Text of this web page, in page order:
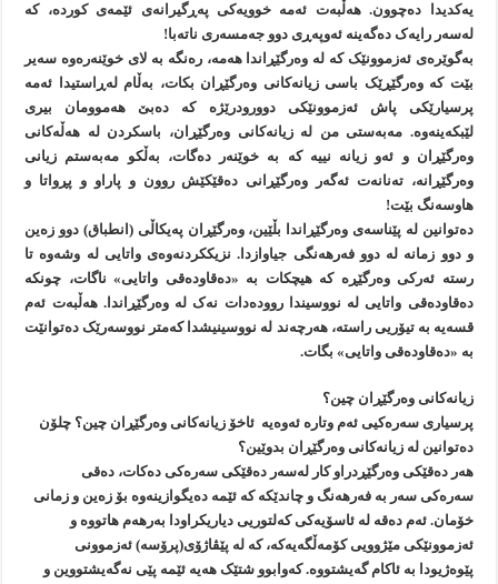
یەکدیدا دەچوون. هەڵبەت ئەمە خوویەکی پەڕگیرانەی ئێمەی کوردە، کە
لەسەر رایەک دەگەینە ئەوپەڕی دوو جەمسەری ناتەبا!
بەگوێرەی ئەزموونێک کە لە وەرگێڕاندا هەمە، رەنگە بە لای خوێنەرەوە سەیر
بێت کە وەرگێڕێک باسی زیانەکانی وەرگێڕان بکات، بەڵام لەڕاستیدا ئەمە
پرسیارێکی پاش ئەزموونێکی دوورودرێژە کە دەبێ هەموومان بیری
لێبکەینەوە. مەبەستی من لە زیانەکانی وەرگێڕان، باسکردن لە هەڵەکانی
وەرگێڕان و ئەو زیانە نییە کە بە خوێنەر دەگات، بەڵکو مەبەستم زیانی
وەرگێڕانە، تەنانەت ئەگەر وەرگێڕانی دەقێکێش روون و پاراو و پڕواتا و
هاوسەنگ بێت!
دەتوانین لە پێناسەی وەرگێڕاندا بڵێین، وەرگێڕان پەیکاڵی (انطباق) دوو زەین
و دوو زمانە لە دوو فەرهەنگی جیاوازدا. نزیککردنەوەی واتایی لە وشەوە تا
رستە ئەرکی وەرگێڕە کە هیچکات بە «دەقاودەقی واتایی» ناگات، چونکە
دەقاودەقی واتایی لە نووسیندا روودەدات نەک لە وەرگێڕاندا. هەڵبەت ئەم
قسەیە بە تیۆریی راستە، هەرچەند لە نووسینیشدا کەمتر نووسەرێک دەتوانێت
بە «دەقاودەقی واتایی» بگات.
زیانەکانی وەرگێڕان چین؟
پرسیاری سەرەکیی ئەم وتارە ئەوەیە ئاخۆ زیانەکانی وەرگێڕان چین؟ چلۆن
دەتوانین لە زیانەکانی وەرگێڕان بدوێین؟
هەر دەقێکی وەرگێڕدراو کار لەسەر دەقێکی سەرەکی دەکات، دەقی
سەرەکی سەر بە فەرهەنگ و چاندێکە کە ئێمە دەیگوازینەوە بۆ زەین و زمانی
خۆمان. ئەم دەقە لە ئاسۆیەکی کەلتوریی دیاریکراودا بەرهەم هاتووە و
ئەزموونێکی مێژوویی کۆمەڵگەیەکە، کە لە پێڤاژۆی(پرۆسە) ئەزموونی
پێوەژیودا بە ئاکام گەیشتووە. کەوابوو شتێک هەیە ئێمە پێی نەگەیشتووین و